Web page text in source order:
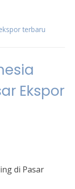
terbaru
Ekspor
di Pasar